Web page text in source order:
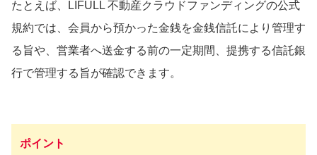
たとえば、LIFULL 不動産クラウドファンディングの公式
規約では、会員から預かった金銭を金銭信託により管理す
る旨や、営業者へ送金する前の一定期間、提携する信託銀
行で管理する旨が確認できます。
ポイント